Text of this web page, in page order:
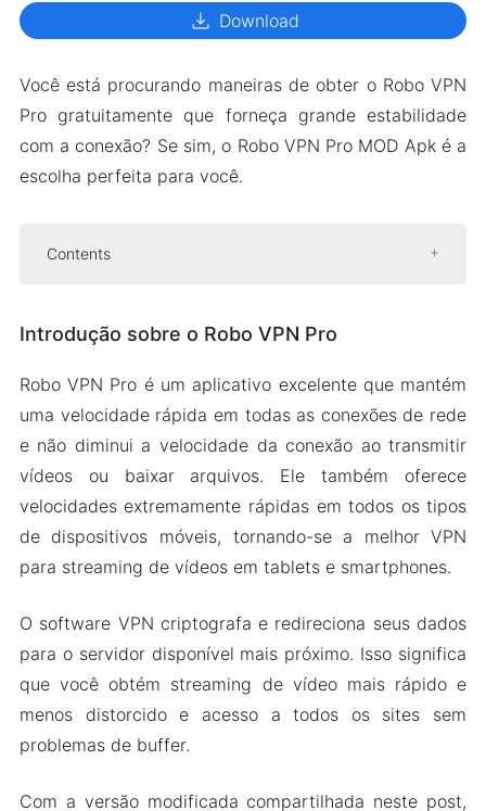
download Download
Você está procurando maneiras de obter o Robo VPN
Pro gratuitamente que forneça grande estabilidade
com a conexão? Se sim, o Robo VPN Pro MOD Apk é a
escolha perfeita para você.
Contents
Largura de banda ilimitada
Desbloqueie serviços de streaming
Servidores mundiais
Nenhum registro de rastreamento
Versão Mod APK do Robo VPN Pro
Recursos do mod
Baixe Robo VPN Pro Apk e MOD para Android
Introdução sobre o Robo VPN Pro
Robo VPN Pro é um aplicativo excelente que mantém
uma velocidade rápida em todas as conexões de rede
e não diminui a velocidade da conexão ao transmitir
vídeos ou baixar arquivos. Ele também oferece
velocidades extremamente rápidas em todos os tipos
de dispositivos móveis, tornando-se a melhor VPN
para streaming de vídeos em tablets e smartphones.
O software VPN criptografa e redireciona seus dados
para o servidor disponível mais próximo. Isso significa
que você obtém streaming de vídeo mais rápido e
menos distorcido e acesso a todos os sites sem
problemas de buffer.
Com a versão modificada compartilhada neste post,